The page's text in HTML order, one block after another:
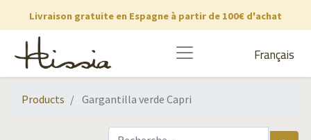
Livraison gratuite en Espagne à partir de 100€ d'achat
Français
Products Gargantilla verde Capri